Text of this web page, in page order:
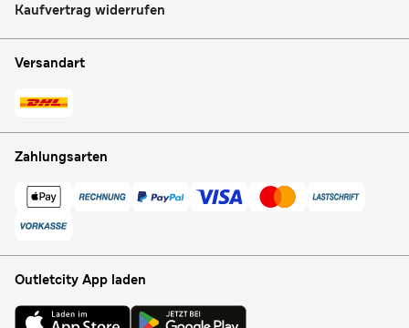
Kaufvertrag widerrufen
Versandart
Zahlungsarten
Outletcity App laden